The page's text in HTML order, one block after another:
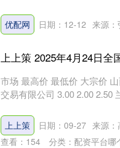
优配网 日期：12-12 来源
上上策 2025年4月24日全
市场 最高价 最低价 大宗价
交易有限公司 3.00 2.00 2.50
上上策 日期：09-27 来源
查看： 154 分类： 配资平台哪